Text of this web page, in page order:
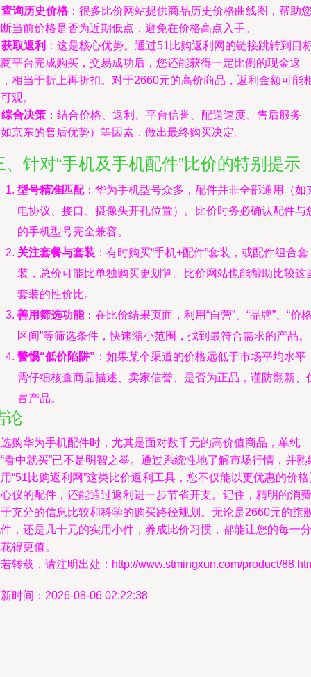
查询历史价格：很多比价网站提供商品历史价格曲线图，帮助
当前价格是否为近期低点，避免在价格高点入手。
获取返利 ：这是核心优势。通过51比购返利网的链接跳转到目
平台完成购买，交易成功后，您还能获得一定比例的现金返
相当于折上再折扣。对于2660元的高价商品，返利金额可能
观。
综合决策 ：结合价格、返利、平台信誉、配送速度、售后服务
京东的售后优势）等因素，做出最终购买决定。
、针对“手机及手机配件”比价的特别提示
型号精准匹配：华为手机型号众多，配件并非全部通用（如
电协议、接口、摄像头开孔位置）。比价时务必确认配件与
的手机型号完全兼容。
关注套餐与套装 ：有时购买“手机+配件”套装，或配件组合套
装，总价可能比单独购买更划算。比价网站也能帮助比较这
套装的性价比。
善用筛选功能：在比价结果页面，利用“自营”、“品牌”、“价
区间”等筛选条件，快速缩小范围，找到最符合需求的产品。
警惕“低价陷阱” ：如果某个渠道的价格远低于市场平均水平
需仔细核查商品描述、卖家信誉、是否为正品，谨防翻新、
冒产品。
论
购华为手机配件时，尤其是面对数千元的高价值商品，单纯
看中就买”已不是明智之举。通过系统性地了解市场行情，并熟
“51比购返利网”这类比价返利工具，您不仅能以更优惠的价
仪的配件，还能通过返利进一步节省开支。记住，精明的消费
充分的信息比较和科学的购买路径规划。无论是2660元的旗
，还是几十元的实用小件，养成比价习惯，都能让您的每一分
得更值。
转载，请注明出处：http://www.stmingxun.com/product/
时间：2026-08-06 02:22:38